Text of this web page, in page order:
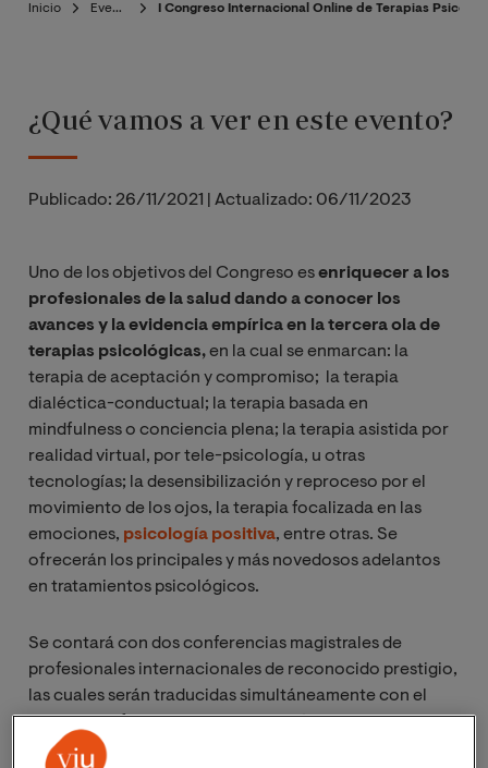
Inicio Eventos I Congreso Internacional Online de Terapias
¿Qué vamos a ver en este evento?
Publicado: 26/11/2021 Actualizado: 06/11/2023
Uno de los objetivos del Congreso esenriquecer a los
profesionales de la salud dando a conocer los
avances y la evidencia empírica en la tercera ola de
terapias psicológicas,en la cual se enmarcan: la
terapia de aceptación y compromiso; la terapia
dialéctica-conductual; la terapia basada en
mindfulness o conciencia plena; la terapia asistida por
realidad virtual, por tele-psicología, u otras
tecnologías; la desensibilización y reproceso por el
movimiento de los ojos, la terapia focalizada en las
emociones, psicología positiva, entre otras. Se
ofrecerán los principales y más novedosos adelantos
en tratamientos psicológicos.
Se contará con dos conferencias magistrales de
profesionales internacionales de reconocido prestigio,
las cuales serán traducidas simultáneamente con el
objetivo de facilitar la interiorización a los oyentes y
enriquecer al máximo la comunicación de los mismos.